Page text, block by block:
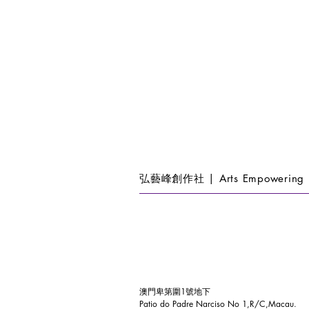
弘藝峰創作社 | Arts Empowering
澳門卑第圍1號地下
Patio do Padre Narciso No 1,R/C,Macau.